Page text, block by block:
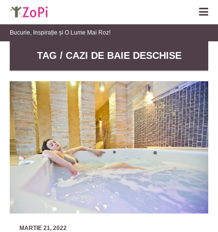
Bucurie, Inspirație și O Lume Mai Roz!
TAG / CAZI DE BAIE DESCHISE
MARTIE 21, 2022